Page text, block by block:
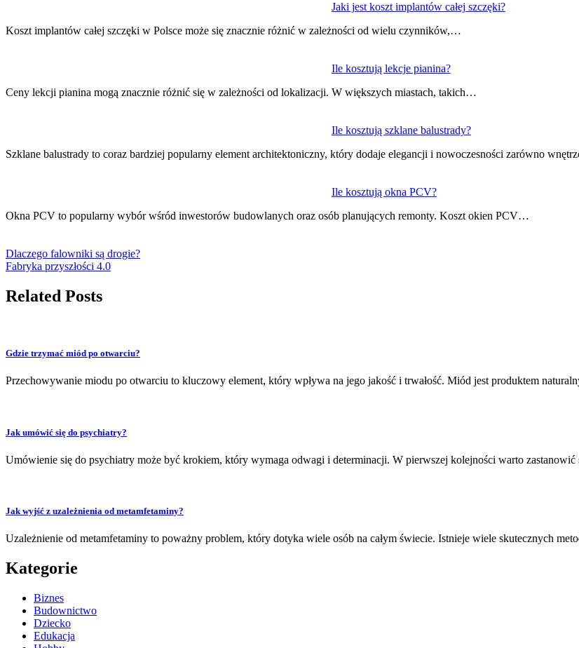
Jaki jest koszt implantów całej szczęki?
Koszt implantów całej szczęki w Polsce może się znacznie różnić w zależności od wielu czynników,…
Ile kosztują lekcje pianina?
Ceny lekcji pianina mogą znacznie różnić się w zależności od lokalizacji. W większych miastach, takich…
Ile kosztują szklane balustrady?
Szklane balustrady to coraz bardziej popularny element architektoniczny, który dodaje elegancji i nowoczesności zarówno
Ile kosztują okna PCV?
Okna PCV to popularny wybór wśród inwestorów budowlanych oraz osób planujących remonty. Koszt okien PCV…
Dlaczego falowniki są drogie?
Fabryka przyszłości 4.0
Related Posts
Gdzie trzymać miód po otwarciu?
Przechowywanie miodu po otwarciu to kluczowy element, który wpływa na jego jakość i trwałość. Miód jest produktem
Jak umówić się do psychiatry?
Umówienie się do psychiatry może być krokiem, który wymaga odwagi i determinacji. W pierwszej kolejności warto
Jak wyjść z uzależnienia od metamfetaminy?
Uzależnienie od metamfetaminy to poważny problem, który dotyka wiele osób na całym świecie. Istnieje wiele skutecznych
Kategorie
Biznes
Budownictwo
Dziecko
Edukacja